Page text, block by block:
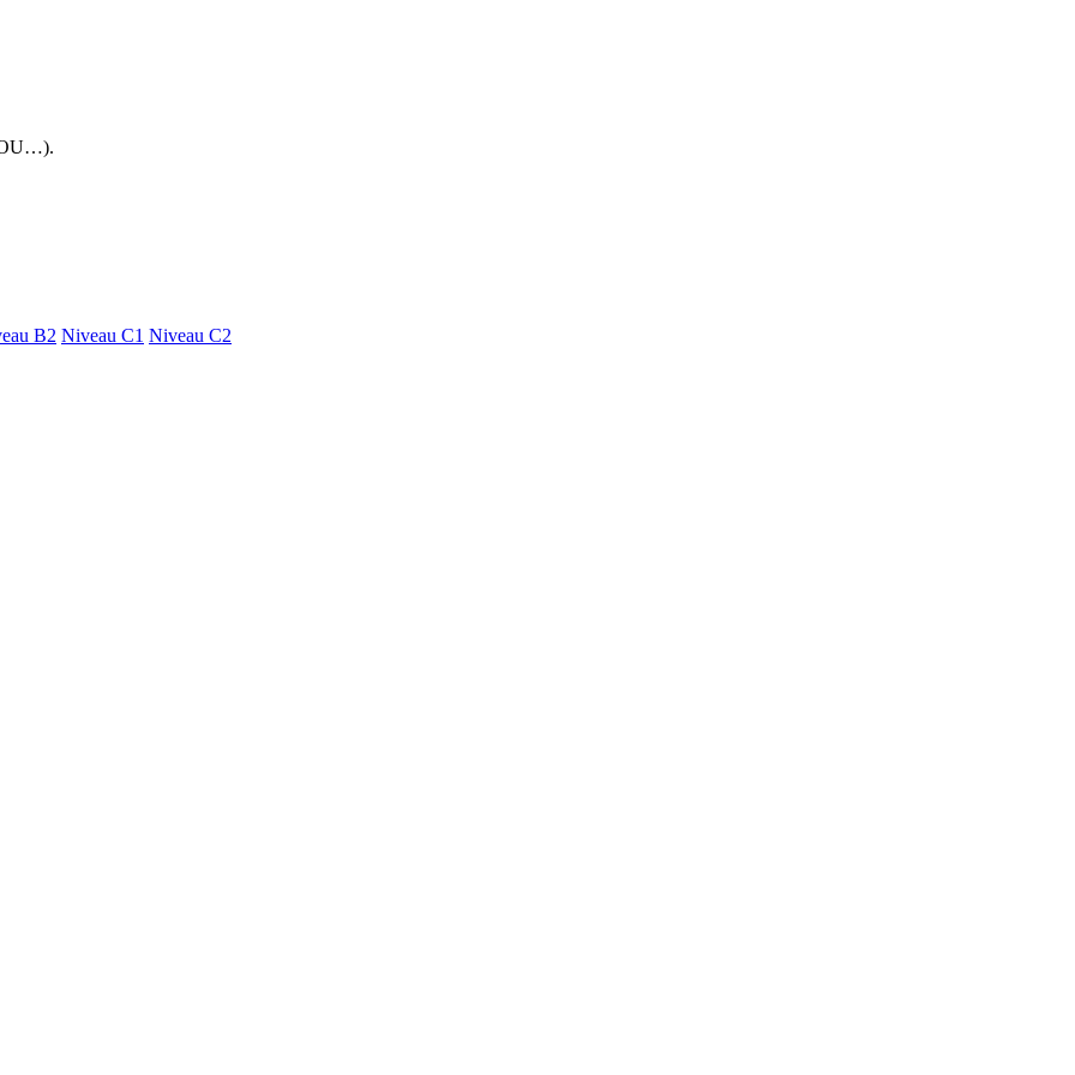
B2 Niveau C1 Niveau C2